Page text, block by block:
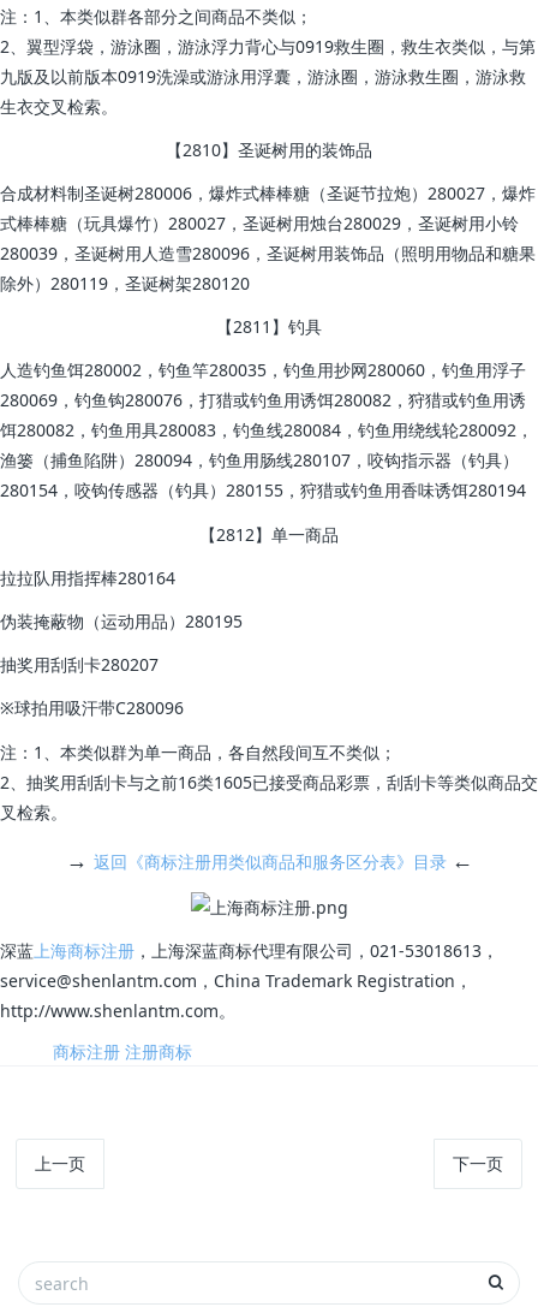
注：1、本类似群各部分之间商品不类似；
2、翼型浮袋，游泳圈，游泳浮力背心与0919救生圈，救生衣类似，与第
九版及以前版本0919洗澡或游泳用浮囊，游泳圈，游泳救生圈，游泳救
生衣交叉检索。
【2810】圣诞树用的装饰品
合成材料制圣诞树280006，爆炸式棒棒糖（圣诞节拉炮）280027，爆炸
式棒棒糖（玩具爆竹）280027，圣诞树用烛台280029，圣诞树用小铃
280039，圣诞树用人造雪280096，圣诞树用装饰品（照明用物品和糖果
除外）280119，圣诞树架280120
【2811】钓具
人造钓鱼饵280002，钓鱼竿280035，钓鱼用抄网280060，钓鱼用浮子
280069，钓鱼钩280076，打猎或钓鱼用诱饵280082，狩猎或钓鱼用诱
饵280082，钓鱼用具280083，钓鱼线280084，钓鱼用绕线轮280092，
渔篓（捕鱼陷阱）280094，钓鱼用肠线280107，咬钩指示器（钓具）
280154，咬钩传感器（钓具）280155，狩猎或钓鱼用香味诱饵280194
【2812】单一商品
拉拉队用指挥棒280164
伪装掩蔽物（运动用品）280195
抽奖用刮刮卡280207
※球拍用吸汗带C280096
注：1、本类似群为单一商品，各自然段间互不类似；
2、抽奖用刮刮卡与之前16类1605已接受商品彩票，刮刮卡等类似商品交
叉检索。
→ 返回《商标注册用类似商品和服务区分表》目录 ←
深蓝上海商标注册 ，上海深蓝商标代理有限公司，021-53018613，
service@shenlantm.com，China Trademark Registration，
http://www.shenlantm.com。
商标注册 注册商标
上一页 下一页